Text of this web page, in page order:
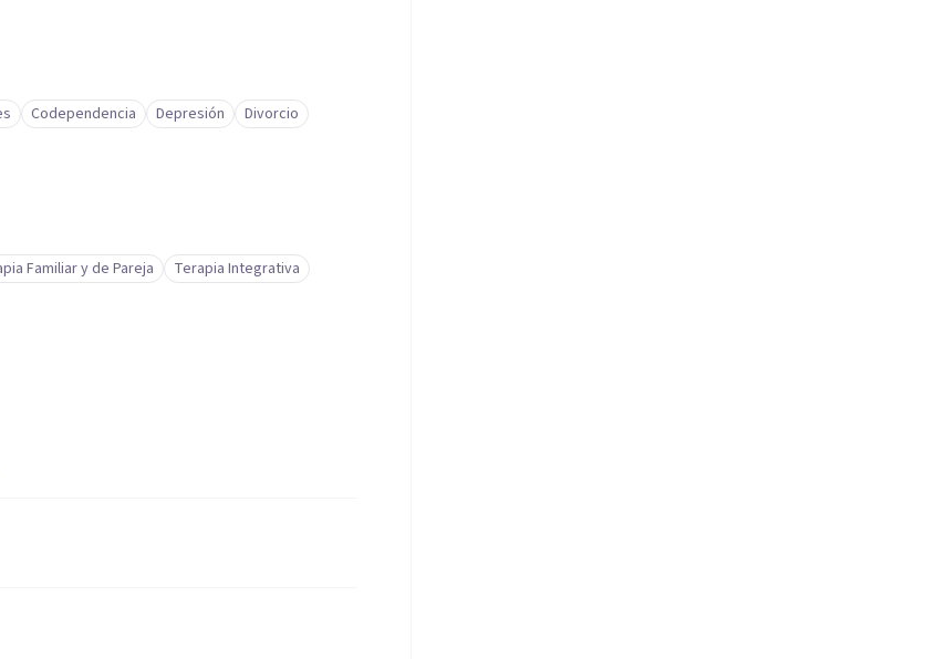
Natalia Seijo por el Colegio Oficial de
Codependencia Depresión
Divorcio
Familiar y de Pareja
Terapia Integrativa